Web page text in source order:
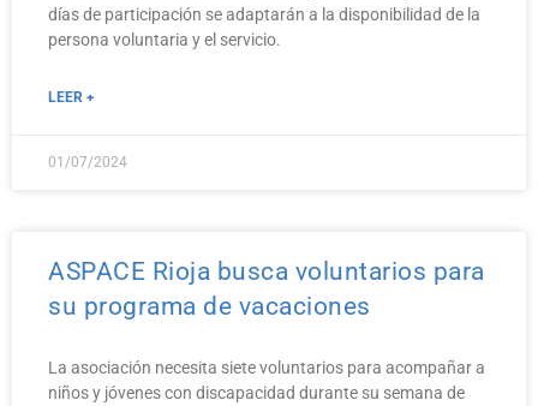
días de participación se adaptarán a la disponibilidad de la
persona voluntaria y el servicio.
LEER +
01/07/2024
ASPACE Rioja busca voluntarios para
su programa de vacaciones
La asociación necesita siete voluntarios para acompañar a
niños y jóvenes con discapacidad durante su semana de